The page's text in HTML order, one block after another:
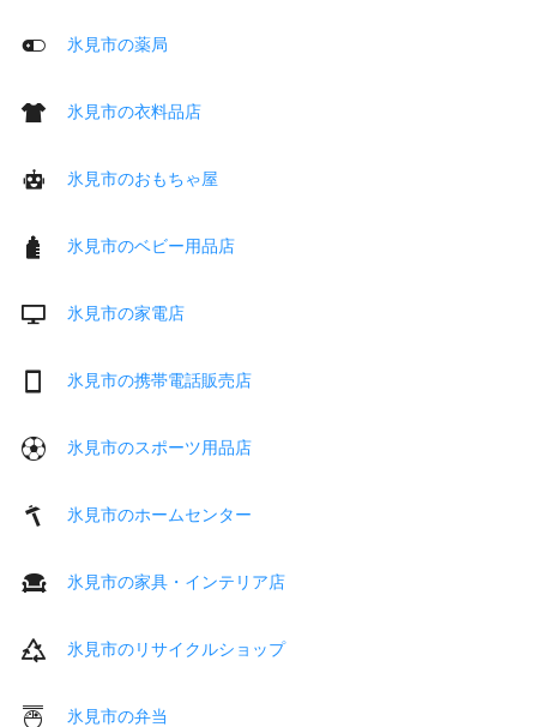
氷見市の薬局
氷見市の衣料品店
氷見市のおもちゃ屋
氷見市のベビー用品店
氷見市の家電店
氷見市の携帯電話販売店
氷見市のスポーツ用品店
氷見市のホームセンター
氷見市の家具・インテリア店
氷見市のリサイクルショップ
氷見市の弁当